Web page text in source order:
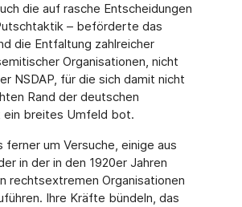
die auf rasche Entscheidungen
– beförderte das
die Entfaltung zahlreicher
Organisationen, nicht
NSDAP, für die sich damit nicht
Rand der deutschen
ein breites Umfeld bot.
um Versuche, einige aus
in der in den 1920er Jahren
rechtsextremen Organisationen
Ihre Kräfte bündeln, das